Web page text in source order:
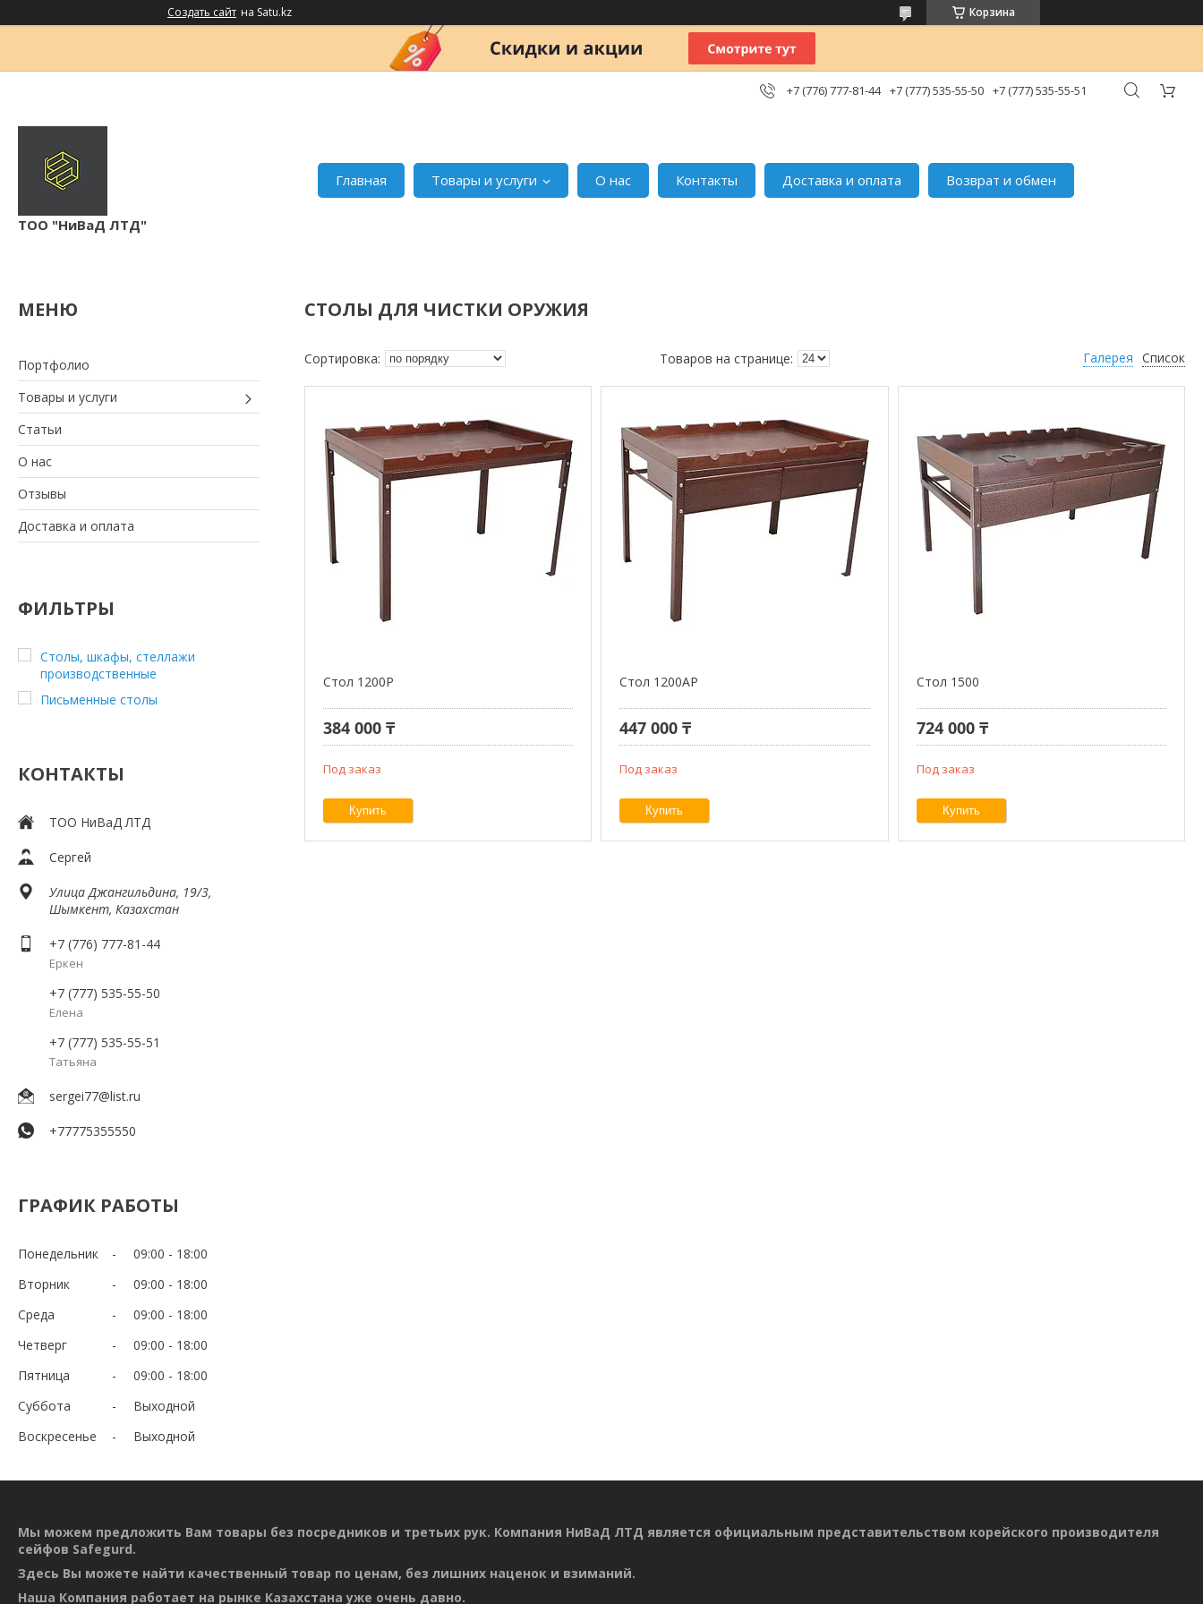
Создать сайт на Satu.kz Корзина
+7 (776) 777-81-44 +7 (777) 535-55-50 +7 (777) 535-55-51
ТОО "НиВаД ЛТД"
Главная Товары и услуги О нас Контакты Доставка и оплата Возврат и обмен
Портфолио
Товары и услуги
Статьи
О нас
Отзывы
Доставка и оплата
ФИЛЬТРЫ
Столы, шкафы, стеллажи
производственные
Письменные столы
КОНТАКТЫ
ТОО НиВаД ЛТД
Сергей
Улица Джангильдина, 19/3,
Шымкент, Казахстан
+7 (776) 777-81-44
Еркен
+7 (777) 535-55-50
Елена
+7 (777) 535-55-51
Татьяна
sergei77@list.ru
+77775355550
ГРАФИК РАБОТЫ
Понедельник 09:00
18:00
Вторник
09:00
18:00
Среда
09:00
18:00
Четверг
09:00
18:00
Пятница
09:00
18:00
Суббота
Выходной
Воскресенье
Выходной
СТОЛЫ ДЛЯ ЧИСТКИ ОРУЖИЯ
Галерея Список
Стол 1200Р
384 000 ₸
Под заказ
Купить
Стол 1200АР
447 000 ₸
Под заказ
Купить
Стол 1500
724 000 ₸
Под заказ
Купить
Мы можем предложить Вам товары без посредников и третьих рук. Компания НиВаД ЛТД является официальным представительством корейского производителя
сейфов Safegurd.
Здесь Вы можете найти качественный товар по ценам, без лишних наценок и взиманий.
Наша Компания работает на рынке Казахстана уже очень давно.